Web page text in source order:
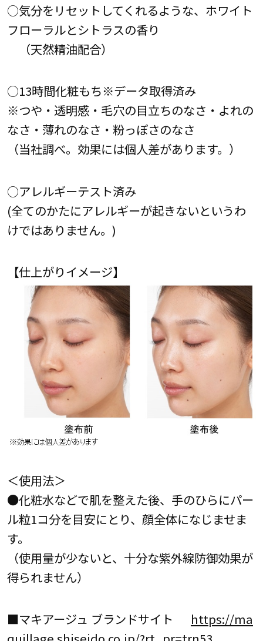
○気分をリセットしてくれるような、ホワイト
フローラルとシトラスの香り
（天然精油配合）
○13時間化粧もち※データ取得済み
※つや・透明感・毛穴の目立ちのなさ・よれの
なさ・薄れのなさ・粉っぽさのなさ
（当社調べ。効果には個人差があります。）
○アレルギーテスト済み
(全てのかたにアレルギーが起きないというわ
けではありません。)
【仕上がりイメージ】
＜使用法＞
●化粧水などで肌を整えた後、手のひらにパー
ル粒1コ分を目安にとり、顔全体になじませま
す。
（使用量が少ないと、十分な紫外線防御効果が
得られません）
■マキアージュ ブランドサイト https://ma